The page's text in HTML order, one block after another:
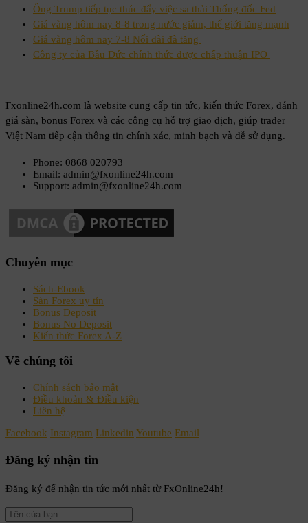
Ông Trump tiếp tục thúc đẩy việc sa thải Thống đốc Fed
Giá vàng hôm nay 8-8 trong nước giảm, thế giới tăng mạnh
Giá vàng hôm nay 7-8 Nối dài đà tăng
Công ty của Bầu Đức chính thức được chấp thuận IPO
Fxonline24h.com là website cung cấp tin tức, kiến thức Forex, đánh
giá sàn, bonus Forex và các công cụ hỗ trợ giao dịch, giúp trader
Việt Nam tiếp cận thông tin chính xác, minh bạch và dễ sử dụng.
Phone: 0868 020793
Email: admin@fxonline24h.com
Support: admin@fxonline24h.com
Chuyên mục
Sách-Ebook
Sàn Forex uy tín
Bonus Deposit
Bonus No Deposit
Kiến thức Forex A-Z
Về chúng tôi
Chính sách bảo mật
Điều khoản & Điều kiện
Liên hệ
Facebook Instagram Linkedin Youtube Email
Đăng ký nhận tin
Đăng ký để nhận tin tức mới nhất từ FxOnline24h!